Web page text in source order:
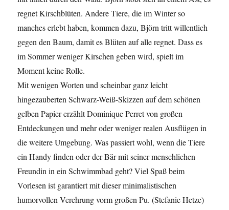
regnet Kirschblüten. Andere Tiere, die im Winter so
manches erlebt haben, kommen dazu, Björn tritt willentlich
gegen den Baum, damit es Blüten auf alle regnet. Dass es
im Sommer weniger Kirschen geben wird, spielt im
Moment keine Rolle.
Mit wenigen Worten und scheinbar ganz leicht
hingezauberten Schwarz-Weiß-Skizzen auf dem schönen
gelben Papier erzählt Dominique Perret von großen
Entdeckungen und mehr oder weniger realen Ausflügen in
die weitere Umgebung. Was passiert wohl, wenn die Tiere
ein Handy finden oder der Bär mit seiner menschlichen
Freundin in ein Schwimmbad geht? Viel Spaß beim
Vorlesen ist garantiert mit dieser minimalistischen
humorvollen Verehrung vorm großen Pu. (Stefanie Hetze)